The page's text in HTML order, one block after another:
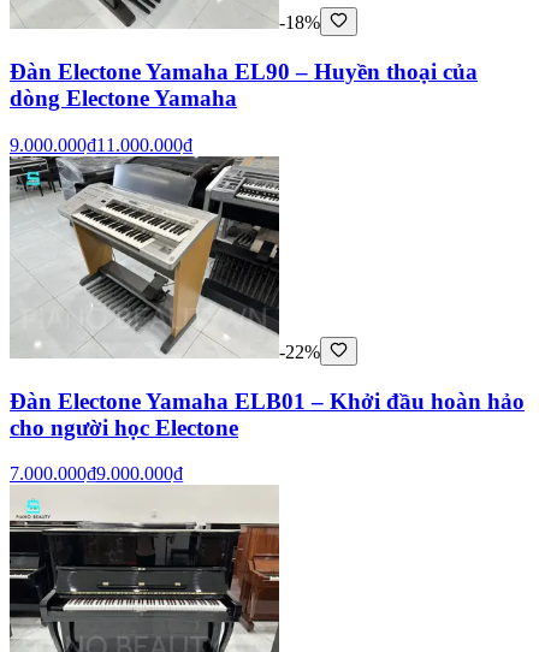
-18%
Đàn Electone Yamaha EL90 – Huyền thoại của
dòng Electone Yamaha
9.000.000₫11.000.000₫
-22%
Đàn Electone Yamaha ELB01 – Khởi đầu hoàn hảo
cho người học Electone
7.000.000₫9.000.000₫